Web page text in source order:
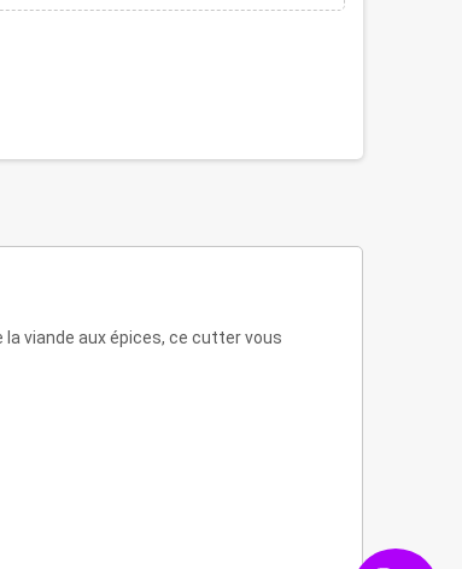
viande aux épices, ce cutter vous